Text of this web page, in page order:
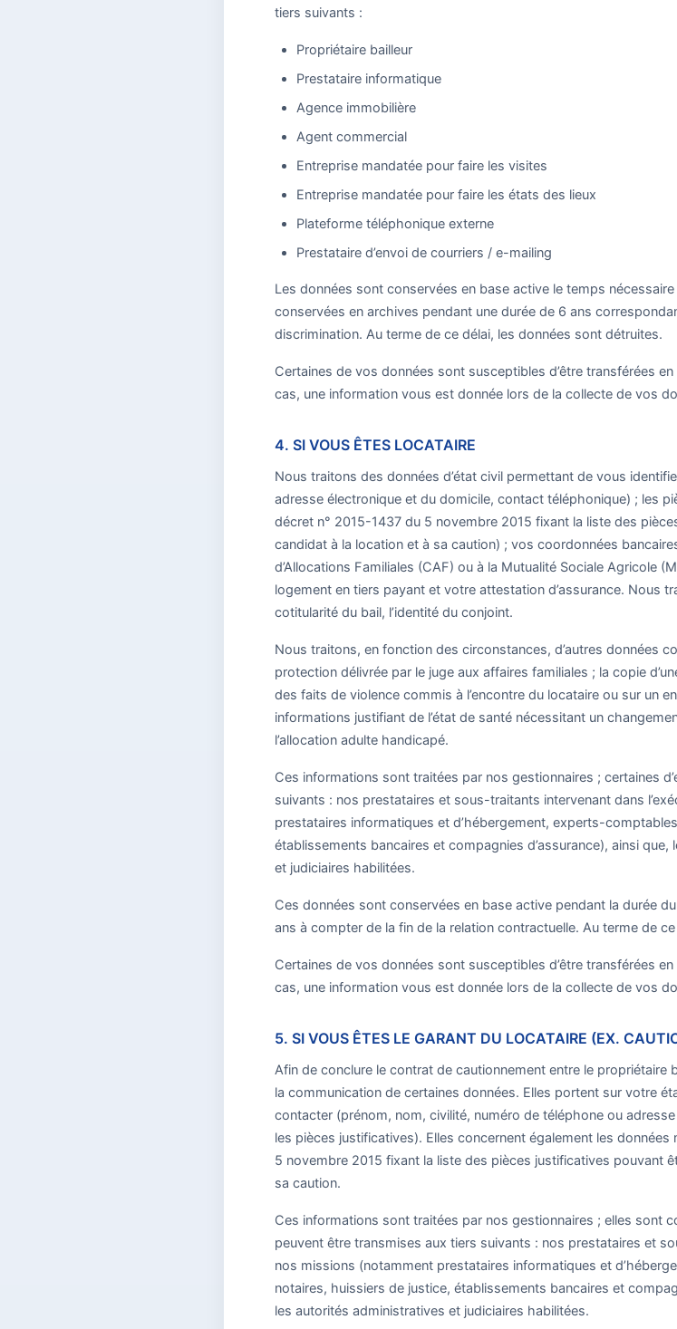
tiers suivants :
Propriétaire bailleur
Prestataire informatique
Agence immobilière
Agent commercial
Entreprise mandatée pour faire les visites
Entreprise mandatée pour faire les états des lieux
Plateforme téléphonique externe
Prestataire d’envoi de courriers / e-mailing
Les données sont conservées en base active le temps
conservées en archives pendant une durée de 6 ans
discrimination. Au terme de ce délai, les données sont détruites.
Certaines de vos données sont susceptibles d’être transférées
cas, une information vous est donnée lors de la collecte de vos
4. SI VOUS ÊTES LOCATAIRE
Nous traitons des données d’état civil permettant de vous
adresse électronique et du domicile, contact téléphonique) ; les
décret n° 2015-1437 du 5 novembre 2015 fixant la liste des
candidat à la location et à sa caution) ; vos coordonnées
d’Allocations Familiales (CAF) ou à la Mutualité Sociale Agricole
logement en tiers payant et votre attestation d’assurance. Nous
cotitularité du bail, l’identité du conjoint.
Nous traitons, en fonction des circonstances, d’autres données
protection délivrée par le juge aux affaires familiales ; la copie
des faits de violence commis à l’encontre du locataire ou sur un
informations justifiant de l’état de santé nécessitant un
l’allocation adulte handicapé.
Ces informations sont traitées par nos gestionnaires ; certaines
suivants : nos prestataires et sous-traitants intervenant dans
prestataires informatiques et d’hébergement, experts-
établissements bancaires et compagnies d’assurance), ainsi
et judiciaires habilitées.
Ces données sont conservées en base active pendant la durée
ans à compter de la fin de la relation contractuelle. Au terme de
Certaines de vos données sont susceptibles d’être transférées
cas, une information vous est donnée lors de la collecte de vos
5. SI VOUS ÊTES LE GARANT DU LOCATAIRE (EX.
Afin de conclure le contrat de cautionnement entre le propriétaire
la communication de certaines données. Elles portent sur votre
contacter (prénom, nom, civilité, numéro de téléphone ou
les pièces justificatives). Elles concernent également les
5 novembre 2015 fixant la liste des pièces justificatives pouvant
sa caution.
Ces informations sont traitées par nos gestionnaires ; elles sont
peuvent être transmises aux tiers suivants : nos prestataires et
nos missions (notamment prestataires informatiques et
notaires, huissiers de justice, établissements bancaires et
les autorités administratives et judiciaires habilitées.